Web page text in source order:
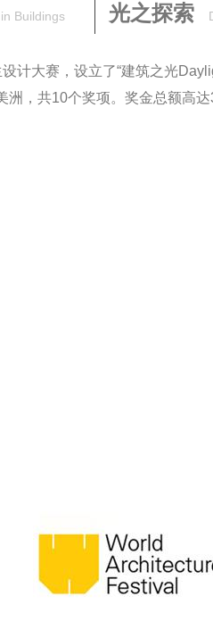
Buildings 光之探索
计大赛，设立了“建筑之光
洲，共10个奖项。奖金总额高达